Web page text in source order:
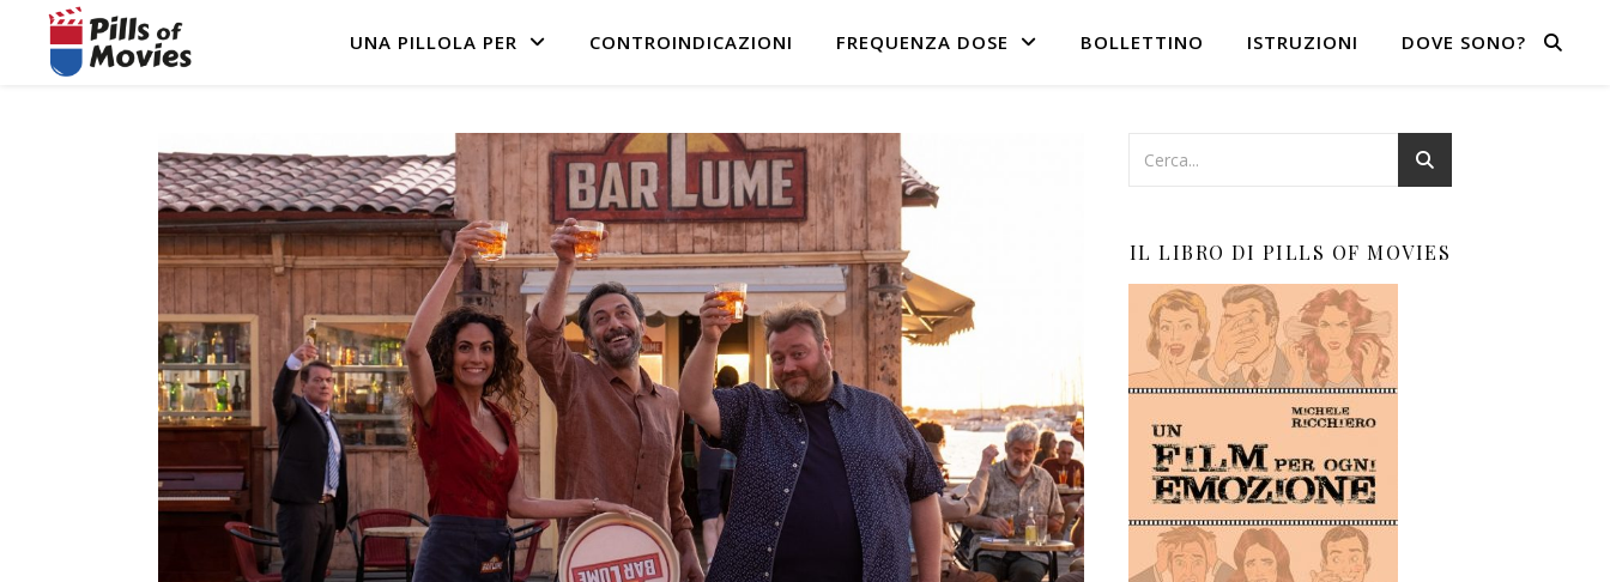
UNA PILLOLA PER CONTROINDICAZIONI FREQUENZA DOSE BOLLETTINO ISTRUZIONI DOVE SONO?
IL LIBRO DI PILLS OF MOVIES